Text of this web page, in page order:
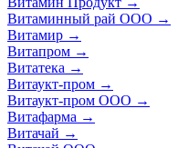
Витаминный рай ООО →
Витамир →
Витапром →
Витатека →
Витаукт-пром →
Витаукт-пром ООО →
Витафарма →
Витачай →